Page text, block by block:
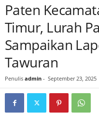
Paten
Timur, Lurah
Sampaikan
Tawuran
Penulis admin - September 23, 2025